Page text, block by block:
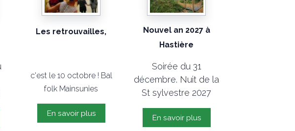
Les retrouvailles,
c'est le 10 octobre ! Bal
folk Mainsunies
En savoir plus
Nouvel an 2027 à
Hastière
Soirée du 31
décembre. Nuit de la
St sylvestre 2027
En savoir plus